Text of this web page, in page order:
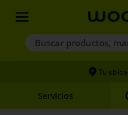
Buscar productos,
Términos más buscados
2.
hills
Tu
Servicios